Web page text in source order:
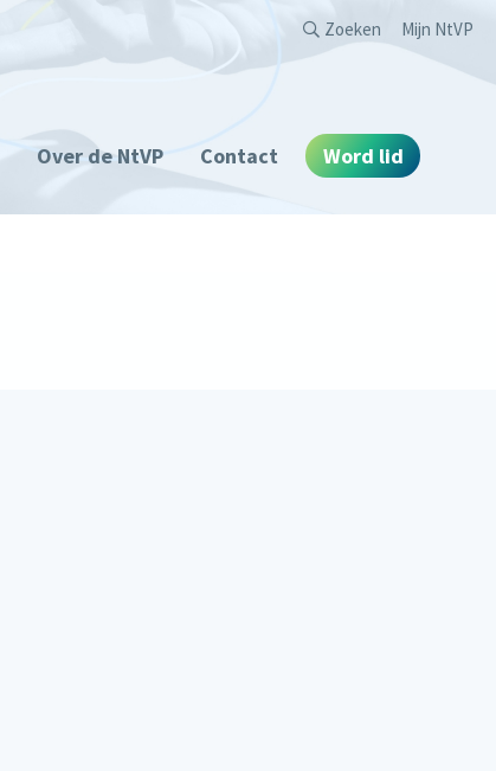
Over de NtVP Contact Word lid
Zoeken Mijn NtVP